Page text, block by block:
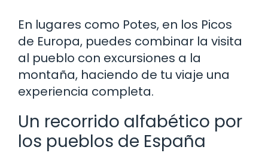
En lugares como Potes, en los Picos
de Europa, puedes combinar la visita
al pueblo con excursiones a la
montaña, haciendo de tu viaje una
experiencia completa.
Un recorrido alfabético por
los pueblos de España